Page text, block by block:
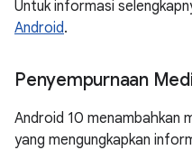
Untuk informasi
Android.
Penyempurnaan
Android 10 menambahkan
yang mengungkapkan